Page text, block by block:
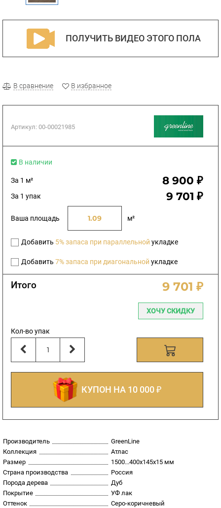
ПОЛУЧИТЬ ВИДЕО ЭТОГО ПОЛА
В сравнение В избранное
Артикул: 00-00021985
В наличии
За 1 м² 8 900 ₽
За 1 упак 9 701 ₽
Ваша площадь м²
Добавить 5% запаса при параллельной укладке
Добавить 7% запаса при диагональной укладке
Итого 9 701 ₽
ХОЧУ СКИДКУ
Кол-во упак
КУПОН НА 10 000 ₽
Производитель
GreenLine
Коллекция
Атлас
Размер
1500...400х145х15 мм
Страна производства
Россия
Порода дерева
Дуб
Покрытие
УФ лак
Оттенок
Серо-коричневый